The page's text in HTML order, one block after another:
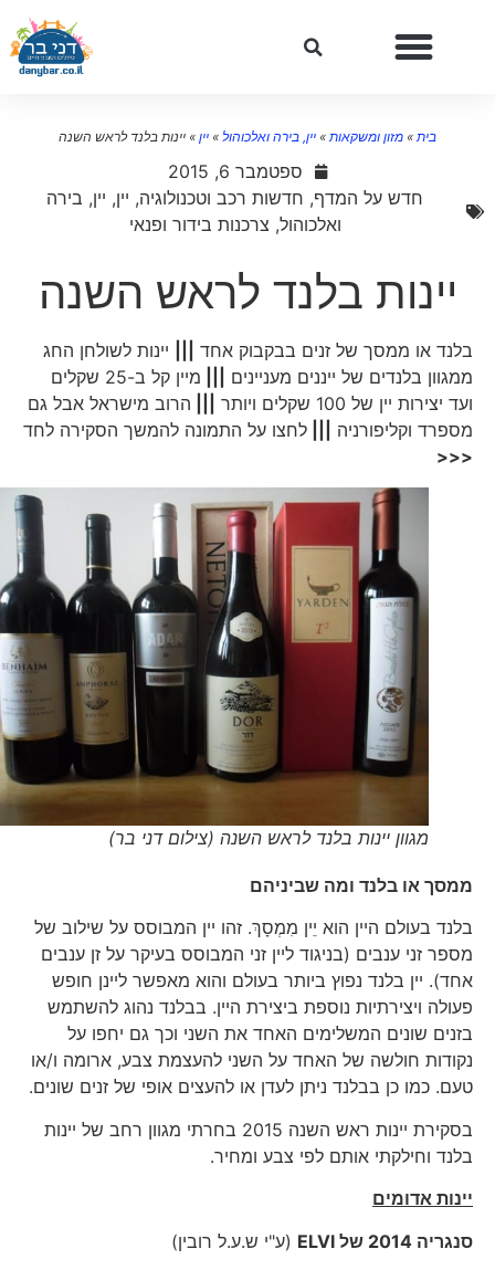
»מזון ומשקאות»יין, בירה ואלכוהול»יין »יינות בלנד לראש השנה
ספטמבר 6, 2015
חדש על המדף,חדשות רכב וטכנולוגיה,יין, יין, בירה
ואלכוהול,צרכנות בידור ופנאי
יינות בלנד לראש השנה
בלנד או ממסך של זנים בבקבוק אחד|||
יינות לשולחן החג
ממגוון בלנדים של ייננים מעניינים|||
מיין קל ב-25 שקלים
ועד יצירות יין של 100 שקלים ויותר
|||
הרוב מישראל אבל גם
מספרד וקליפורניה|||
לחצו על התמונה להמשך הסקירה לחד
<<<
מגוון יינות בלנד לראש השנה (צילום דני בר)
ממסך או בלנד ומה שביניהם
בלנד בעולם היין הוא יֵין מִמְסָךְ. זהו יין המבוסס על שילוב של
מספר זני ענבים (בניגוד ליין זני המבוסס בעיקר על זן ענבים
אחד). יין בלנד נפוץ ביותר בעולם והוא מאפשר ליינן חופש
פעולה ויצירתיות נוספת ביצירת היין. בבלנד נהוג להשתמש
בזנים שונים המשלימים האחד את השני וכך גם יחפו על
נקודות חולשה של האחד על השני להעצמת צבע, ארומה ו/או
טעם. כמו כן בבלנד ניתן לעדן או להעצים אופי של זנים שונים.
בסקירת יינות ראש השנה 2015 בחרתי מגוון רחב של יינות
בלנד וחילקתי אותם לפי צבע ומחיר.
יינות אדומים
סנגריה 2014 של
ELVI(ע"י ש.ע.ל רובין)